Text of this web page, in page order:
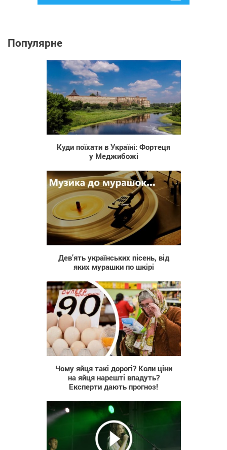
Популярне
400
Куди поїхати в Україні: Фортеця
у Меджибожі
21 837
Дев’ять українських пісень, від
яких мурашки по шкірі
Чому яйця такі дорогі? Коли ціни
на яйця нарешті впадуть?
Експерти дають прогноз!